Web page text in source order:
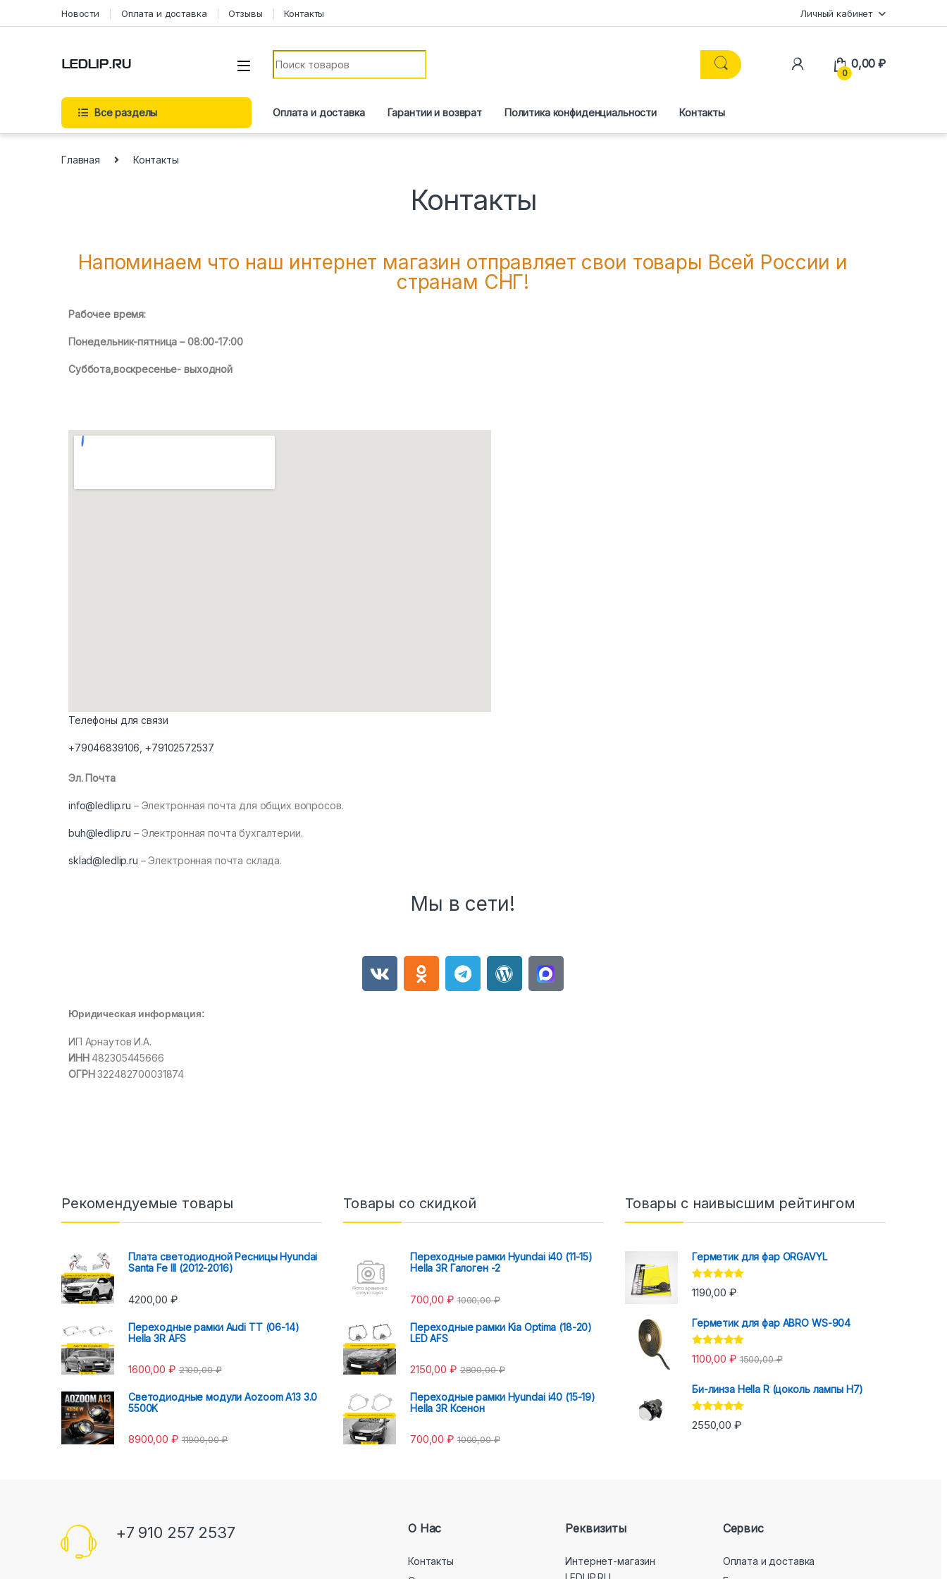
Новости Оплата и доставка Отзывы Контакты Личный кабинет
0
0,00₽
Все разделы Оплата и доставка Гарантии и возврат Политика конфиденциальности Контакты
Главная Контакты
Контакты
Напоминаем что наш интернет магазин отправляет свои товары Всей России и
странам СНГ!
Рабочее время:
Понедельник-пятница – 08:00-17:00
Суббота,воскресенье- выходной
Телефоны для связи
+79046839106, +79102572537
Эл. Почта
info@ledlip.ru – Электронная почта для общих вопросов.
buh@ledlip.ru – Электронная почта бухгалтерии.
sklad@ledlip.ru – Электронная почта склада.
Мы в сети!
Юридическая информация:
ИП Арнаутов И.А.
ИНН482305445666
ОГРН322482700031874
Рекомендуемые товары
Плата светодиодной Ресницы Hyundai
Santa Fe III (2012-2016)
4200,00 ₽
Переходные рамки Audi TT (06-14)
Hella 3R AFS
1600,00 ₽ 2100,00₽
Светодиодные модули Aozoom A13 3.0
5500K
8900,00 ₽ 11900,00₽
Товары со скидкой
Переходные рамки Hyundai i40 (11-15)
Hella 3R Галоген -2
700,00₽ 1000,00₽
Переходные рамки Kia Optima (18-20)
LED AFS
2150,00 ₽ 2800,00₽
Переходные рамки Hyundai i40 (15-19)
Hella 3R Ксенон
700,00₽ 1000,00₽
Товары с наивысшим рейтингом
Герметик для фар ORGAVYL
Оценка 5.00
из 5
1190,00 ₽
Герметик для фар ABRO WS-904
Оценка 5.00
из 5
1100,00 ₽ 1500,00₽
Би-линза Hella R (цоколь лампы H7)
Оценка5.00
из 5
2550,00 ₽
+7 910 257 2537 О Нас
Контакты
Реквизиты
Интернет-магазин
Сервис
Оплата и доставка